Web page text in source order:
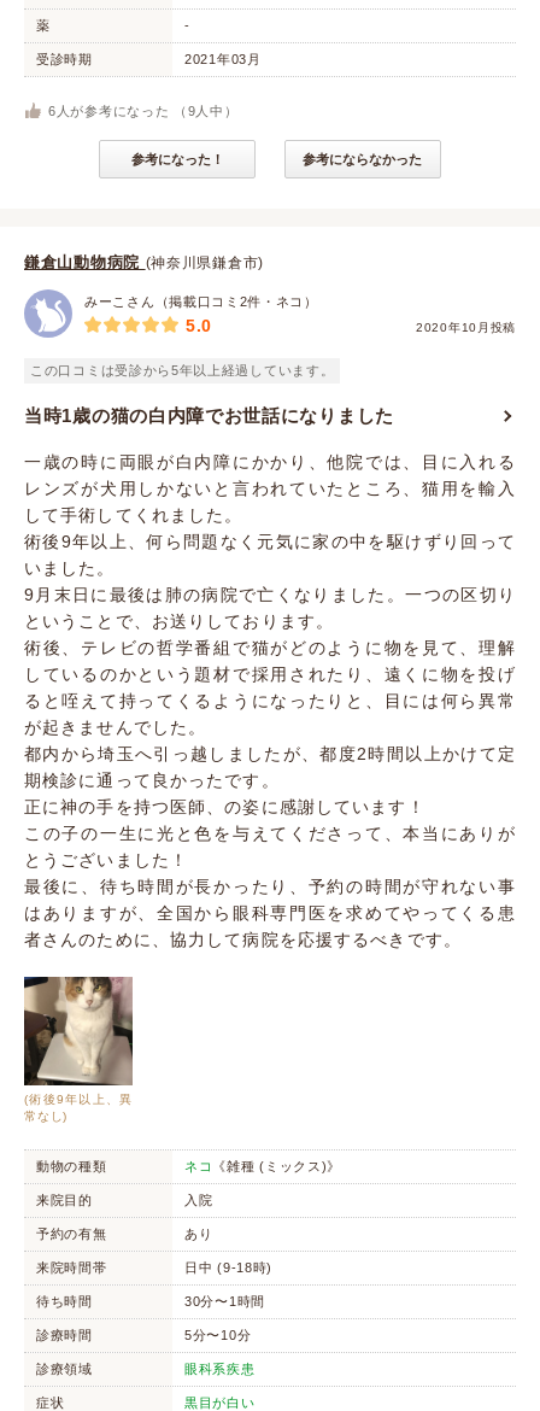
薬 -
受診時期 2021年03月
6 人が参考になった （ 9 人中）
参考になった！ 参考にならなかった
鎌倉山動物病院 (神奈川県鎌倉市)
みーこさん（掲載口コミ2件・ネコ）
2020年10月投稿
5.0
この口コミは受診から5年以上経過しています。
当時1歳の猫の白内障でお世話になりました
一歳の時に両眼が白内障にかかり、他院では、目に入れる
レンズが犬用しかないと言われていたところ、猫用を輸入
して手術してくれました。
術後9年以上、何ら問題なく元気に家の中を駆けずり回って
いました。
9月末日に最後は肺の病院で亡くなりました。一つの区切り
ということで、お送りしております。
術後、テレビの哲学番組で猫がどのように物を見て、理解
しているのかという題材で採用されたり、遠くに物を投げ
ると咥えて持ってくるようになったりと、目には何ら異常
が起きませんでした。
都内から埼玉へ引っ越しましたが、都度2時間以上かけて定
期検診に通って良かったです。
正に神の手を持つ医師、の姿に感謝しています！
この子の一生に光と色を与えてくださって、本当にありが
とうございました！
最後に、待ち時間が長かったり、予約の時間が守れない事
はありますが、全国から眼科専門医を求めてやってくる患
者さんのために、協力して病院を応援するべきです。
(術後9年以上、異
常なし)
動物の種類 ネコ 《雑種 (ミックス)》
来院目的 入院
予約の有無 あり
来院時間帯 日中 (9-18時)
待ち時間 30分〜1時間
診療時間 5分〜10分
診療領域 眼科系疾患
症状 黒目が白い